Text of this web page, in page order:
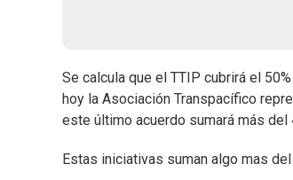
Se calcula que el TTIP cubrirá el
hoy la Asociación Transpacífico
este último acuerdo sumará más del
Estas iniciativas suman algo mas